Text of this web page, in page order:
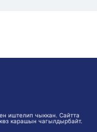
иштелип чыккан. Сайтта
карашын чагылдырбайт.